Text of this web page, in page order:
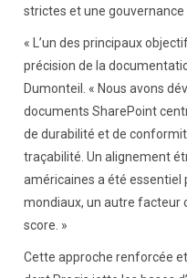
strictes et une gouvernance
« L’un des principaux
précision de la
Dumonteil. « Nous avons
documents SharePoint
de durabilité et de
traçabilité. Un alignement
américaines a été essentiel
mondiaux, un autre facteur
score. »
Cette approche renforcée